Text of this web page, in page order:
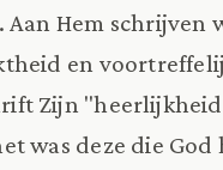
Aan Hem schrijven
en
Zijn
was deze die